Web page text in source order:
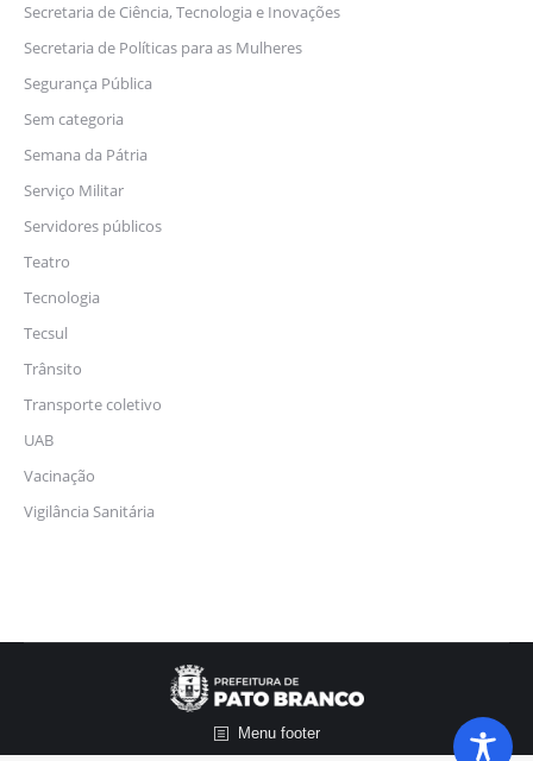
Secretaria de Ciência, Tecnologia e Inovações
Secretaria de Políticas para as Mulheres
Segurança Pública
Sem categoria
Semana da Pátria
Serviço Militar
Servidores públicos
Teatro
Tecnologia
Tecsul
Trânsito
Transporte coletivo
UAB
Vacinação
Vigilância Sanitária
Menu footer